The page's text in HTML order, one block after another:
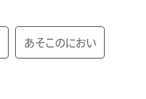
あそこのにおい